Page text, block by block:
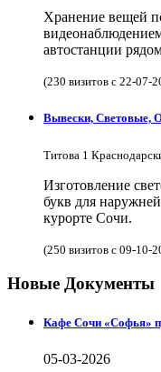
Хранение вещей
автостанции
(230 визитов с 22-07-
Вывески, Световые,
Титова 1
Изготовление
букв для
курорте Сочи.
(250 визитов с 09-10-
Новые Документы
Кафе Сочи «Софья»
05-03-2026